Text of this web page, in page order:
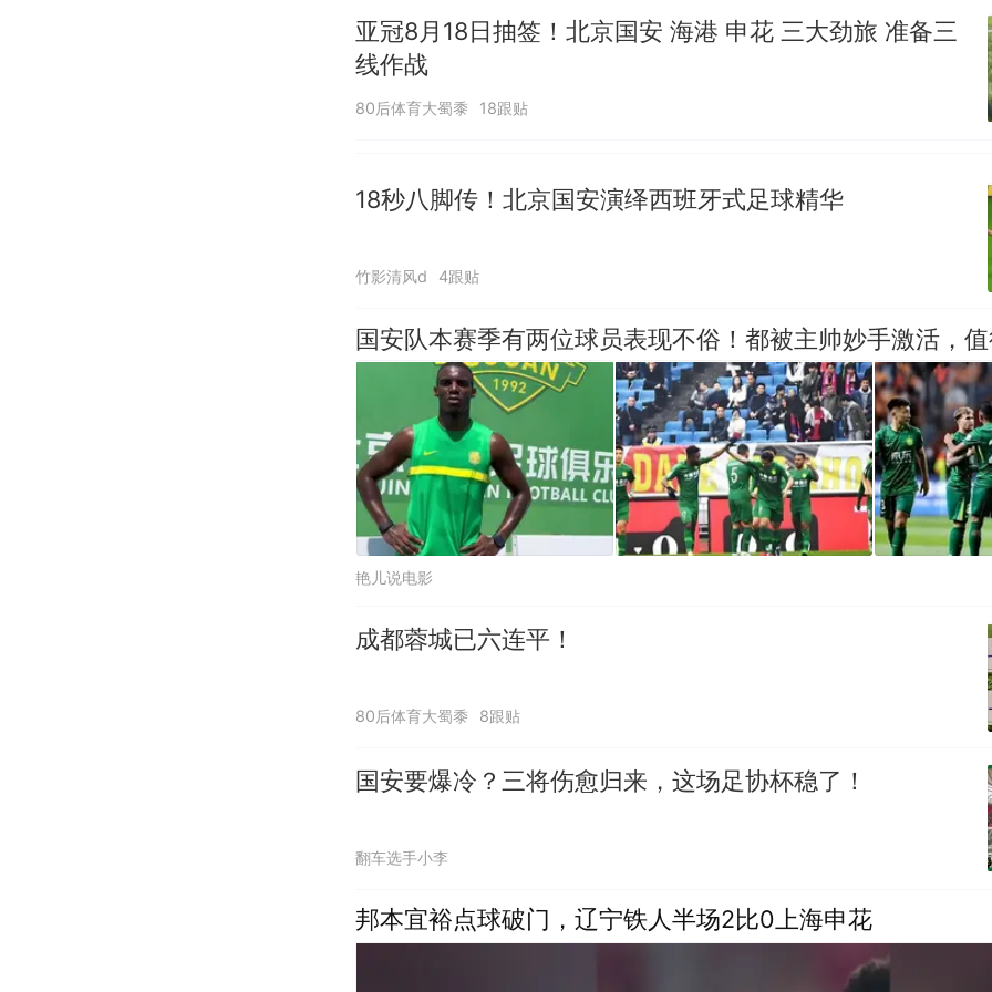
亚冠8月18日抽签！北京国安 海港 申花 三大劲旅 准备三
线作战
80后体育大蜀黍 18跟贴
18秒八脚传！北京国安演绎西班牙式足球精华
竹影清风d 4跟贴
国安队本赛季有两位球员表现不俗！都被主帅妙手激活，
艳儿说电影
成都蓉城已六连平！
80后体育大蜀黍 8跟贴
国安要爆冷？三将伤愈归来，这场足协杯稳了！
翻车选手小李
邦本宜裕点球破门，辽宁铁人半场2比0上海申花